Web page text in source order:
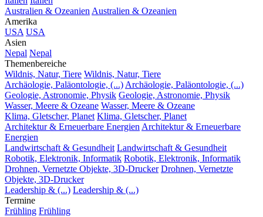
Australien & Ozeanien Australien & Ozeanien
Amerika
USA USA
Asien
Nepal Nepal
Themenbereiche
Wildnis, Natur, Tiere Wildnis, Natur, Tiere
Archäologie, Paläontologie, (...) Archäologie, Paläontologie, (...)
Geologie, Astronomie, Physik Geologie, Astronomie, Physik
Wasser, Meere & Ozeane Wasser, Meere & Ozeane
Klima, Gletscher, Planet Klima, Gletscher, Planet
Architektur & Erneuerbare Energien Architektur & Erneuerbare
Energien
Landwirtschaft & Gesundheit Landwirtschaft & Gesundheit
Robotik, Elektronik, Informatik Robotik, Elektronik, Informatik
Drohnen, Vernetzte Objekte, 3D-Drucker Drohnen, Vernetzte
Objekte, 3D-Drucker
Leadership & (...) Leadership & (...)
Termine
Frühling Frühling